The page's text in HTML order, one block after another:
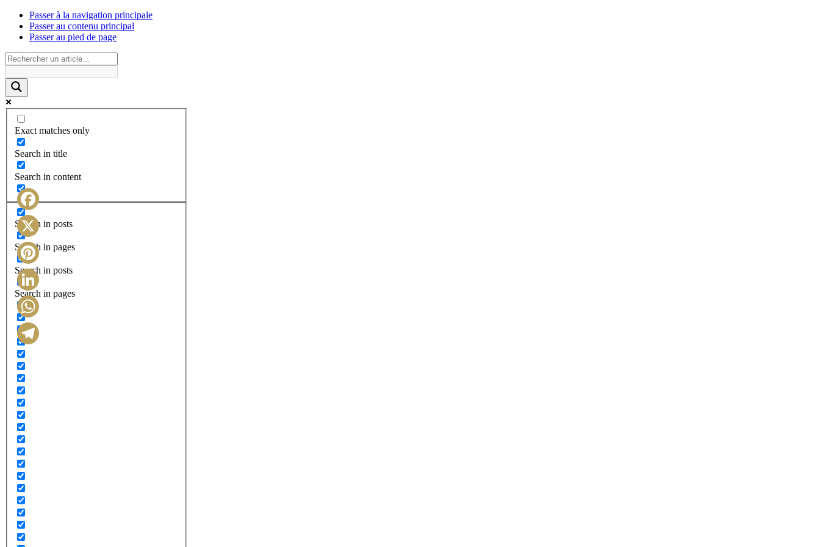
Passer à la navigation principale
Passer au contenu principal
Passer au pied de page
Exact matches only
Search in title
Search in content
Search in posts
Search in pages
Search in posts
Search in pages
Facebook
X
Pinterest
LinkedIn
WhatsApp
Telegram